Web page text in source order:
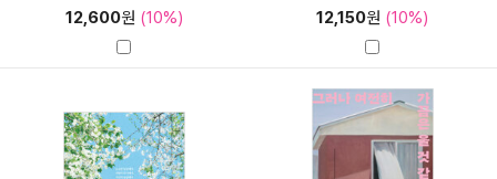
12,600원 (10%)
12,150원 (10%)